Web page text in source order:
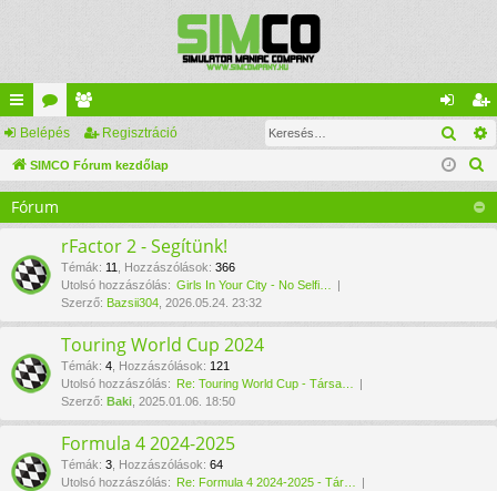
yo
rs
lin
ke
k
ór
u
ok
ag
lis
el
ép
eg
is
ztr
ác
Belépés Regisztráció
SIMCO Fórum kezdőlap
Fórum
rFactor 2 - Segítünk!
Témák: 11 Hozzászólások: 366
Utolsó hozzászólás: Girls In Your City - No Selfi…
Szerző: Bazsii304 , 2026.05.24. 23:32
Touring World Cup 2024
Témák: 4 Hozzászólások: 121
Utolsó hozzászólás: Re: Touring World Cup - Társa…
Szerző: Baki , 2025.01.06. 18:50
Formula 4 2024-2025
Témák: 3 Hozzászólások: 64
Utolsó hozzászólás: Re: Formula 4 2024-2025 - Tár…